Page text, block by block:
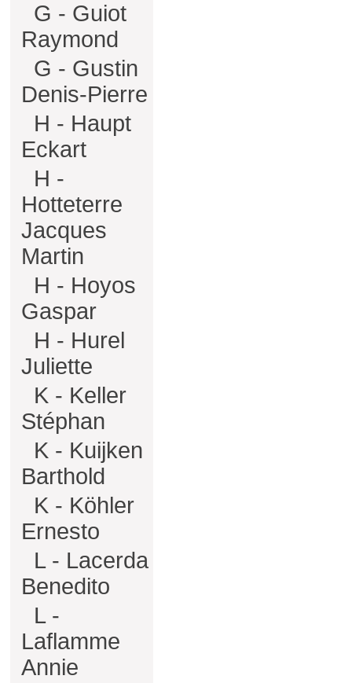
G - Guiot
Raymond
G - Gustin
Denis-Pierre
H - Haupt
Eckart
H -
Hotteterre
Jacques
Martin
H - Hoyos
Gaspar
H - Hurel
Juliette
K - Keller
Stéphan
K - Kuijken
Barthold
K - Köhler
Ernesto
L - Lacerda
Benedito
L -
Laflamme
Annie